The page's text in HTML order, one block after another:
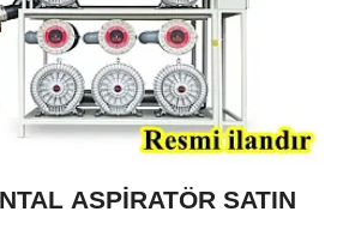
ASPİRATÖR SATIN